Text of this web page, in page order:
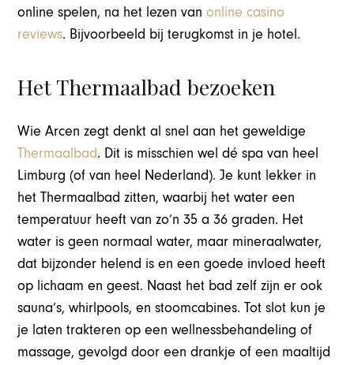
online spelen, na het lezen vanonline casino
reviews. Bijvoorbeeld bij terugkomst in je hotel.
Het Thermaalbad bezoeken
Wie Arcen zegt denkt al snel aan het geweldige
Thermaalbad. Dit is misschien wel dé spa van heel
Limburg (of van heel Nederland). Je kunt lekker in
het Thermaalbad zitten, waarbij het water een
temperatuur heeft van zo’n 35 a 36 graden. Het
water is geen normaal water, maar mineraalwater,
dat bijzonder helend is en een goede invloed heeft
op lichaam en geest. Naast het bad zelf zijn er ook
sauna’s, whirlpools, en stoomcabines. Tot slot kun je
je laten trakteren op een wellnessbehandeling of
massage, gevolgd door een drankje of een maaltijd